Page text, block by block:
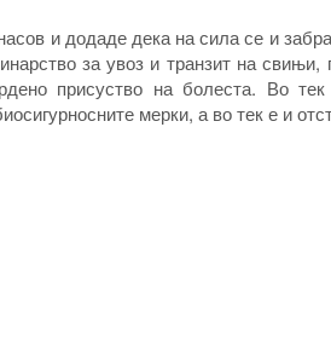
и додаде дека на сила се и
за увоз и транзит на
присуство на болеста. Во
мерки, а во тек е и